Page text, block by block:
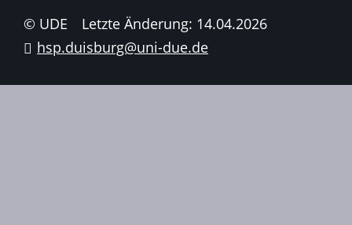
© UDE
Letzte Änderung: 14.04.2026
hsp.duisburg@uni-due.de